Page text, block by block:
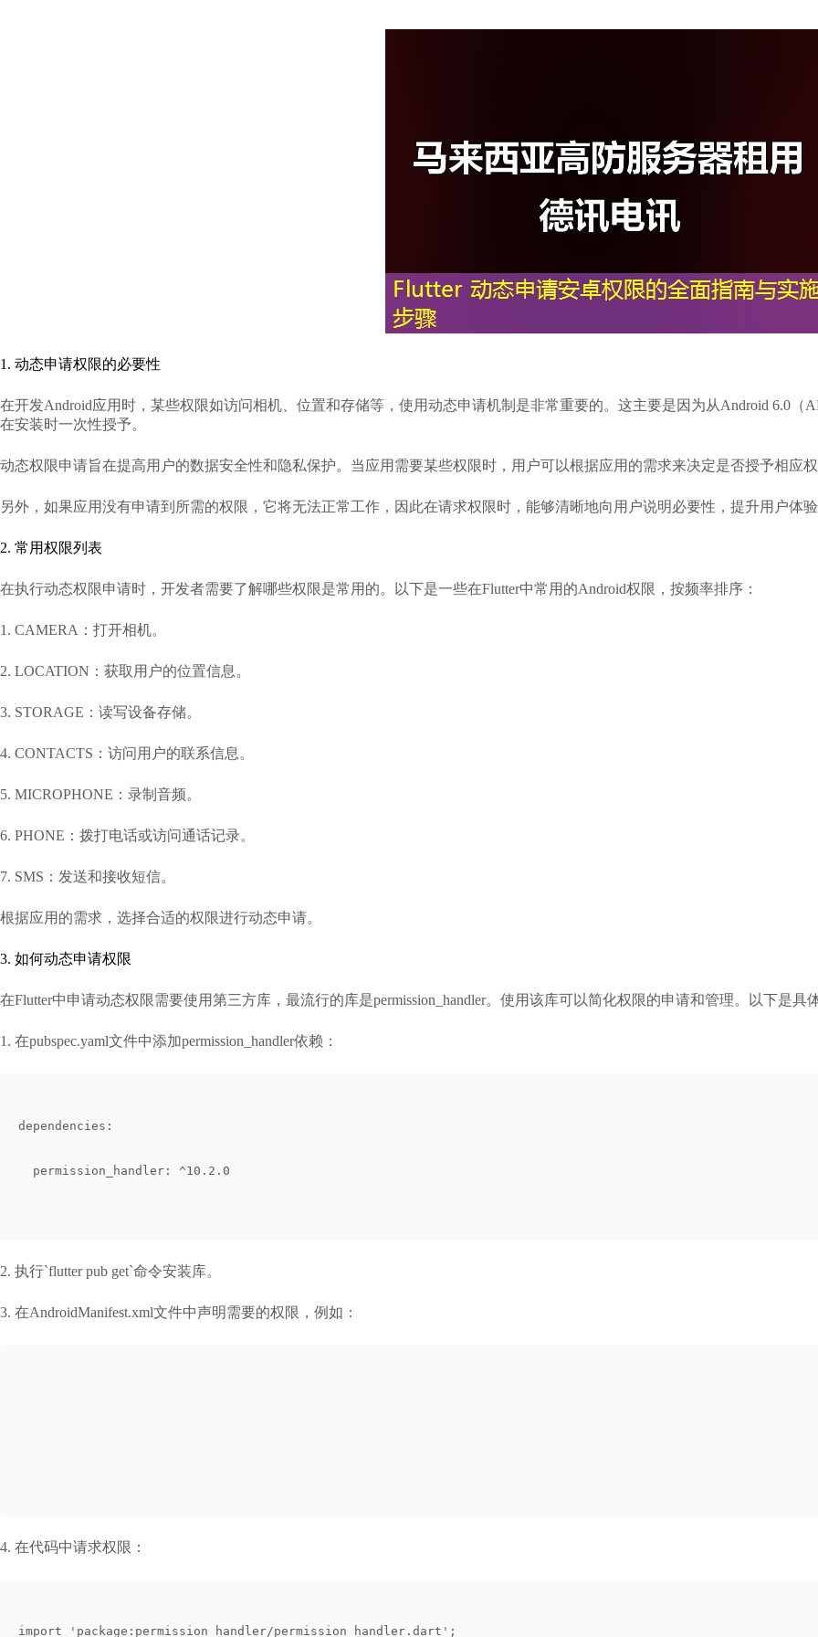
1. 动态申请权限的必要性
在开发Android应用时，某些权限如访问相机、位置和存储等，使用动态申请机制是非常重要的。这主要是因为从Android 6.0
在安装时一次性授予。
动态权限申请旨在提高用户的数据安全性和隐私保护。当应用需要某些权限时，用户可以根据应用的需求来决定是否授予相应
另外，如果应用没有申请到所需的权限，它将无法正常工作，因此在请求权限时，能够清晰地向用户说明必要性，提升用户体验
2. 常用权限列表
在执行动态权限申请时，开发者需要了解哪些权限是常用的。以下是一些在Flutter中常用的Android权限，按频率排序：
1. CAMERA：打开相机。
2. LOCATION：获取用户的位置信息。
3. STORAGE：读写设备存储。
4. CONTACTS：访问用户的联系信息。
5. MICROPHONE：录制音频。
6. PHONE：拨打电话或访问通话记录。
7. SMS：发送和接收短信。
根据应用的需求，选择合适的权限进行动态申请。
3. 如何动态申请权限
在Flutter中申请动态权限需要使用第三方库，最流行的库是permission_handler。使用该库可以简化权限的申请和管理。以下是具
1. 在pubspec.yaml文件中添加permission_handler依赖：
dependencies:
  permission_handler: ^10.2.0
2. 执行`flutter pub get`命令安装库。
3. 在AndroidManifest.xml文件中声明需要的权限，例如：
4. 在代码中请求权限：
import 'package:permission_handler/permission_handler.dart';